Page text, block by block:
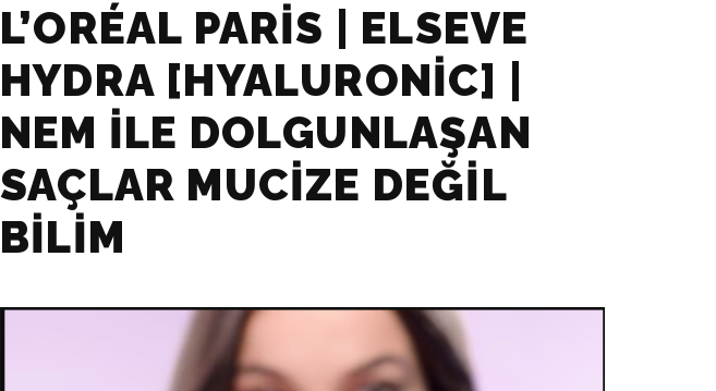
L’ORÉAL PARIS | ELSEVE
HYDRA [HYALURONIC] |
NEM ILE DOLGUNLAŞAN
SAÇLAR MUCIZE DEĞIL
BILIM